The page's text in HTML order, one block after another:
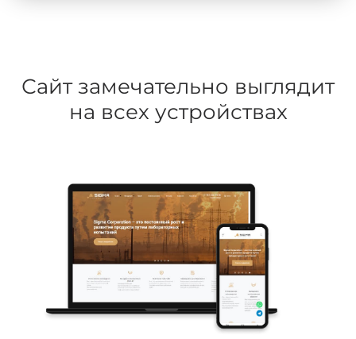
Сайт замечательно выглядит
на всех устройствах